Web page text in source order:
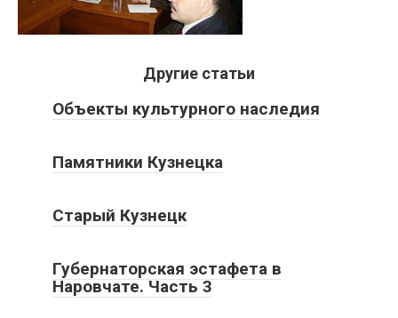
Другие статьи
Объекты культурного наследия
Памятники Кузнецка
Старый Кузнецк
Губернаторская эстафета в
Наровчате. Часть 3